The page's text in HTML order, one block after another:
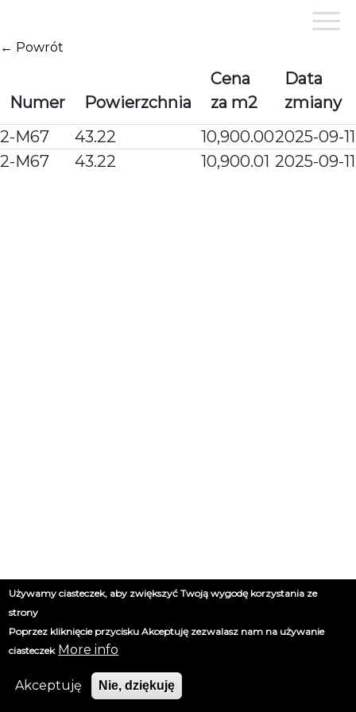
treści
← Powrót
Numer Powierzchnia
Cena
za m2
Data
zmiany
2-M67
43.22 10,900.002025-09-11
2-M67
43.22 10,900.01 2025-09-11
Używamy ciasteczek, aby zwiększyć Twoją wygodę korzystania ze
strony
Poprzez kliknięcie przycisku Akceptuję zezwalasz nam na używanie
ciasteczek More info
Akceptuję Nie, dziękuję